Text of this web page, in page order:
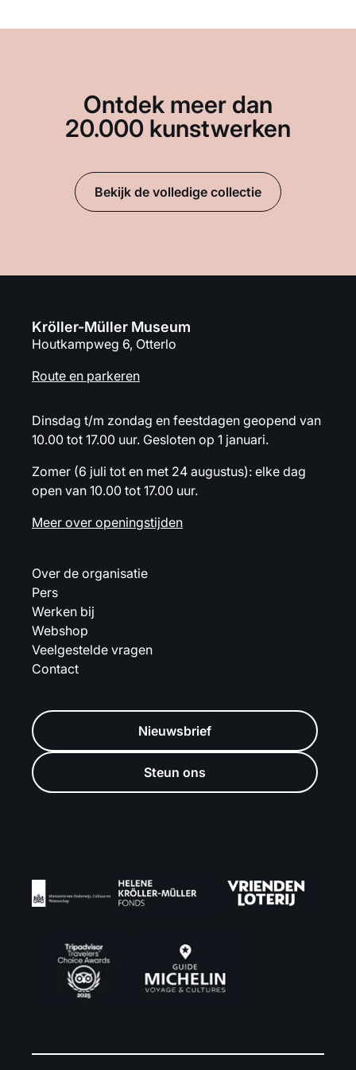
Ontdek meer dan
20.000 kunstwerken
Bekijk de volledige collectie
Kröller-Müller Museum
Houtkampweg 6, Otterlo
Route en parkeren
Dinsdag t/m zondag en feestdagen geopend van
10.00 tot 17.00 uur. Gesloten op 1 januari.
Zomer (6 juli tot en met 24 augustus): elke dag
open van 10.00 tot 17.00 uur.
Meer over openingstijden
Over de organisatie
Pers
Werken bij
Webshop
Veelgestelde vragen
Contact
Nieuwsbrief
Steun ons